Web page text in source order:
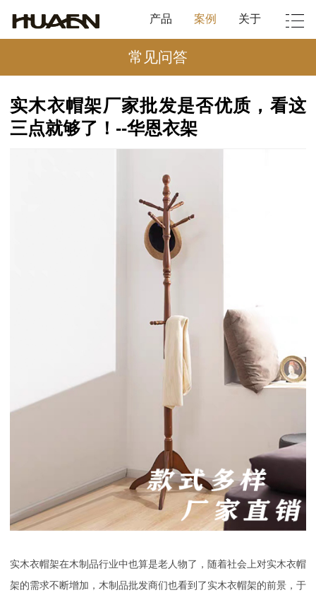
产品 案例 关于
常见问答
实木衣帽架厂家批发是否优质，看这
三点就够了！--华恩衣架
实木衣帽架在木制品行业中也算是老人物了，随着社会上对实木衣帽
架的需求不断增加，木制品批发商们也看到了实木衣帽架的前景，于